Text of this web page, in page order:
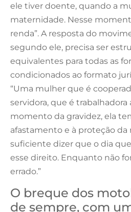
ele tiver doente, quando a
maternidade. Nesse
renda”. A resposta do
segundo ele, precisa ser
equivalentes para todas as
condicionados ao formato
“Uma mulher que é
servidora, que é
momento da gravidez, ela
afastamento e à proteção da
suficiente dizer que o dia que
esse direito. Enquanto não
errado.”
O breque dos
de sempre, com